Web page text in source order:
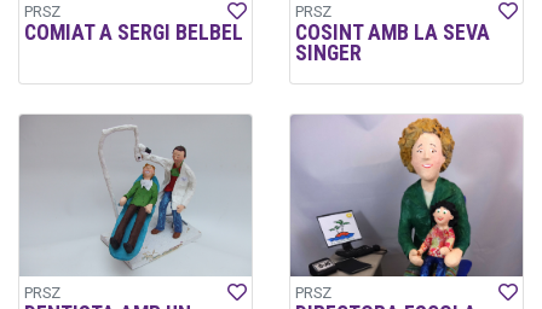
PRSZ
COMIAT A SERGI BELBEL
PRSZ
COSINT AMB LA SEVA
SINGER
PRSZ PRSZ